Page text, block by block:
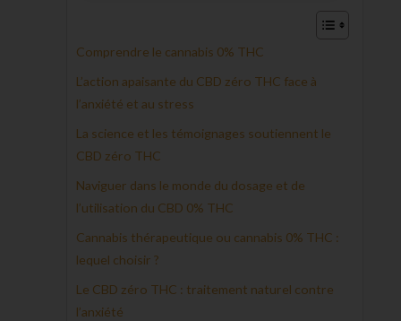
Comprendre le cannabis 0% THC
L’action apaisante du CBD zéro THC face à
l’anxiété et au stress
La science et les témoignages soutiennent le
CBD zéro THC
Naviguer dans le monde du dosage et de
l’utilisation du CBD 0% THC
Cannabis thérapeutique ou cannabis 0% THC :
lequel choisir ?
Le CBD zéro THC : traitement naturel contre
l’anxiété